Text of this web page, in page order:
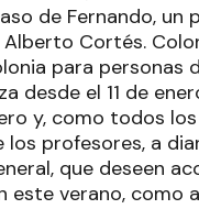
de Fernando, un
Cortés.
para personas
desde el 11 de
y, como todos
profesores, a
que deseen
verano, como